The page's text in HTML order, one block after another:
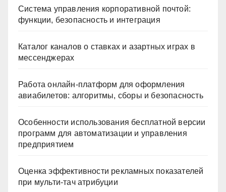
Система управления корпоративной почтой:
функции, безопасность и интеграция
Каталог каналов о ставках и азартных играх в
мессенджерах
Работа онлайн‑платформ для оформления
авиабилетов: алгоритмы, сборы и безопасность
Особенности использования бесплатной версии
программ для автоматизации и управления
предприятием
Оценка эффективности рекламных показателей
при мульти-тач атрибуции